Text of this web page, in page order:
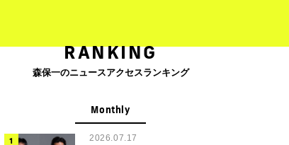
RANKING
森保一のニュースアクセスランキング
Monthly
2026.07.17